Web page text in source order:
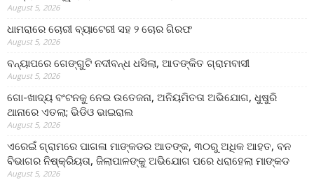
August 5, 2026
ଧାମରାରେ ଚୋରୀ ବ୍ୟାଟେରୀ ସହ ୨ ଚୋର ଗିରଫ
August 5, 2026
ବନ୍ୟାପରେ ଗେଙ୍ଗୁଟି ନଦୀବନ୍ଧ ଧସିଲା, ଆତଙ୍କିତ ଗ୍ରାମବାସୀ
August 5, 2026
ଗୋ-ଖାଦ୍ୟ ବଂଟନକୁ ନେଇ ଉତେଜନା, ଅନିୟମିତତା ଅଭିଯୋଗ, ଧୁଷୁରି
ଥାନାରେ ଏତଲା; ଭିଡିଓ ଭାଇରାଲ
August 5, 2026
ଏରେଇଁ ଗ୍ରାମରେ ପାଗଳା ମାଙ୍କଡର ଆତଙ୍କ, ୩୦ରୁ ଅଧିକ ଆହତ, ବନ
ବିଭାଗର ନିଷ୍କ୍ରିୟତା, ଜିଲାପାଳଙ୍କୁ ଅଭିଯୋଗ ପରେ ଧରାହେଲା ମାଙ୍କଡ
August 5, 2026